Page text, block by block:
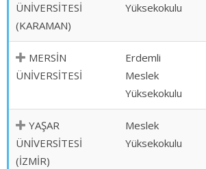
ÜNİVERSİTESİ
(KARAMAN)
Yüksekokulu
MERSİN
ÜNİVERSİTESİ
Erdemli
Meslek
Yüksekokulu
YAŞAR
ÜNİVERSİTESİ
(İZMİR)
Meslek
Yüksekokulu